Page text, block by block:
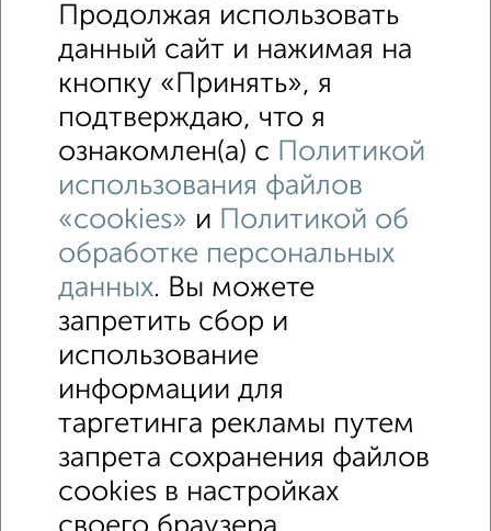
Гараж, 21 м²
56 000₽ 2 700 ₽за м²
Заволжский район, Адмирала Ушакова 1А
Агентство, 30.11.2020
Машиноместа в паркинге
Контакты
Политика конфиденциальности
Пользовательское соглашение
Тверь, проспект 50 лет Октября 6
Сайт-доска объявлений недвижимости
Продолжая использовать
данный сайт и нажимая на
кнопку «Принять», я
подтверждаю, что я
ознакомлен(а) с Политикой
использования файлов
«cookies» и Политикой об
обработке персональных
данных. Вы можете
запретить сбор и
использование
информации для
таргетинга рекламы путем
запрета сохранения файлов
cookies в настройках